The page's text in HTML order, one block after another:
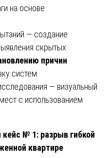
на основе
— создание
скрытых
причин
систем.
— визуальный
с использованием
№ 1: разрыв гибкой
квартире